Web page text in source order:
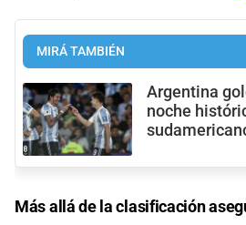
MIRÁ TAMBIÉN
Argentina
noche
Más allá de la clasificación